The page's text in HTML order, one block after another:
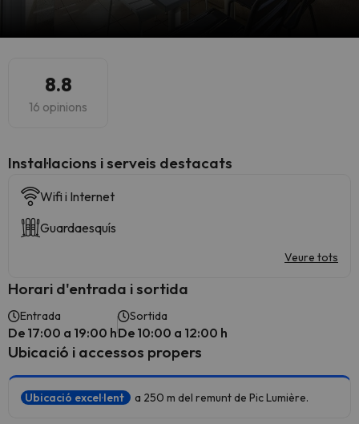
8.8
16 opinions
Instal·lacions i serveis destacats
Wifi i Internet
Guardaesquís
Veure tots
Horari d'entrada i sortida
Entrada
De 17:00 a 19:00 h
Sortida
De 10:00 a 12:00 h
Ubicació i accessos propers
Ubicació excel·lent a 250 m del remunt de Pic Lumière.